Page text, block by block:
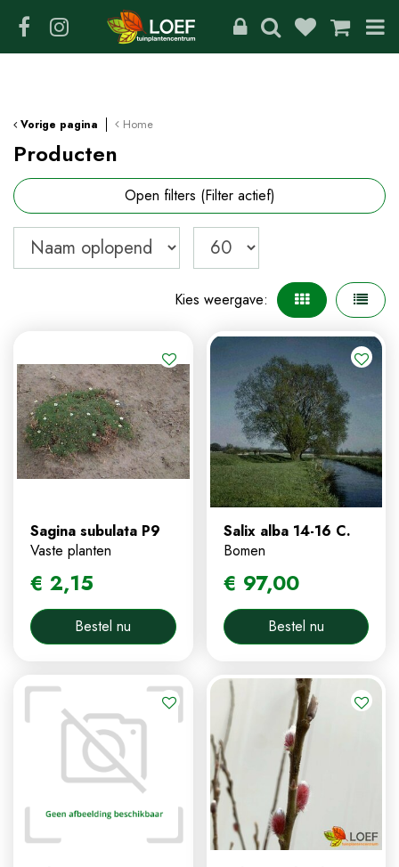
Vorige pagina Home
Producten
Open filters (Filter actief)
Kies weergave:
Sagina subulata P9
Vaste planten
€ 2,15
Bestel nu
Salix alba 14-16 C.
Bomen
€ 97,00
Bestel nu